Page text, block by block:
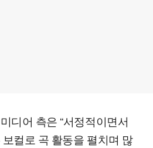
디어 측은 “서정적이면서
컬로 곡 활동을 펼치며 많